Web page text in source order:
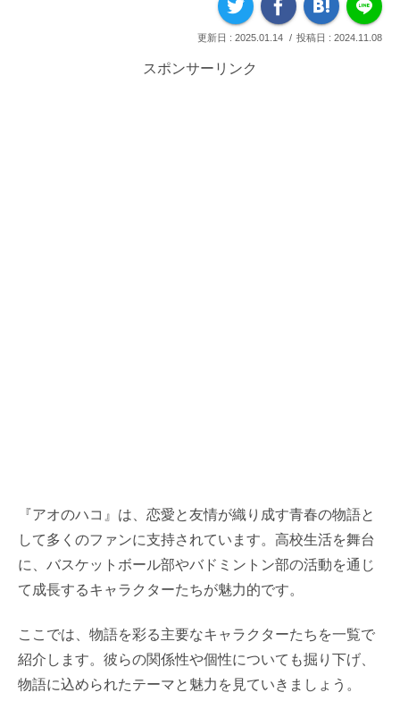
2025.01.14 2024.11.08
スポンサーリンク
『アオのハコ』は、恋愛と友情が織り成す青春の物語と
して多くのファンに支持されています。高校生活を舞台
に、バスケットボール部やバドミントン部の活動を通じ
て成長するキャラクターたちが魅力的です。
ここでは、物語を彩る主要なキャラクターたちを一覧で
紹介します。彼らの関係性や個性についても掘り下げ、
物語に込められたテーマと魅力を見ていきましょう。